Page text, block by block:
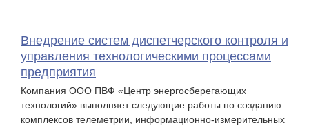
Внедрение систем диспетчерского контроля и
управления технологическими процессами
предприятия
Компания ООО ПВФ «Центр энергосберегающих
технологий» выполняет следующие работы по созданию
комплексов телеметрии, информационно-измерительных